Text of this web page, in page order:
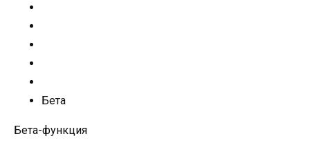
Бета
Бета-функция